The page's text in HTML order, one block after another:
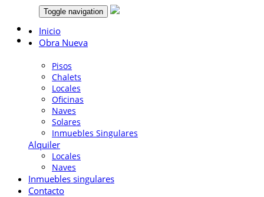
Toggle navigation
Inicio
Obra Nueva
Pisos
Chalets
Locales
Oficinas
Naves
Solares
Inmuebles Singulares
Alquiler
Locales
Naves
Inmuebles singulares
Contacto